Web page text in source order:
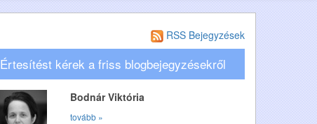
RSS Bejegyzések
Értesítést kérek a friss blogbejegyzésekről
Bodnár Viktória
tovább »